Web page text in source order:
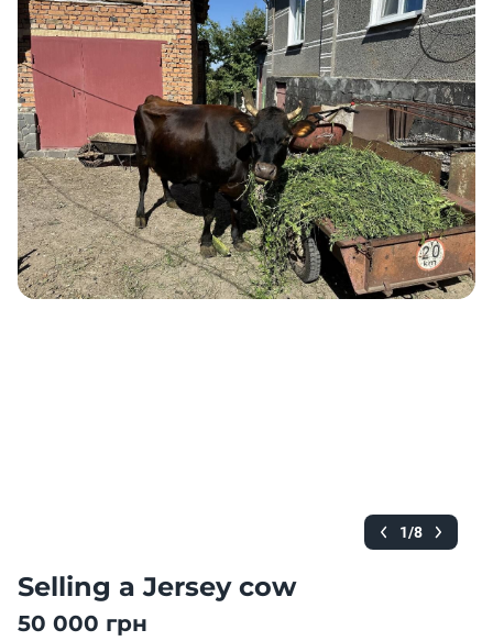
1/8
Selling a Jersey cow
50 000 грн